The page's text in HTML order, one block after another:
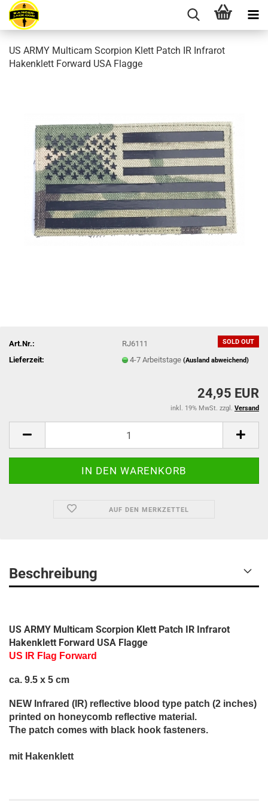
US ARMY Multicam Scorpion Klett Patch IR Infrarot
Hakenklett Forward USA Flagge
SOLD OUT
Art.Nr.:
RJ6111
Lieferzeit:
4-7 Arbeitstage(Ausland abweichend)
24,95 EUR
inkl. 19% MwSt. zzgl. Versand
AUF DEN MERKZETTEL
Beschreibung
US ARMY Multicam Scorpion Klett Patch IR Infrarot
Hakenklett Forward USA Flagge
US IR Flag Forward
ca. 9.5 x 5 cm
NEW Infrared (IR) reflective blood type patch (2 inches)
printed on honeycomb reflective material.
The patch comes with black hook fasteners.
mit Hakenklett